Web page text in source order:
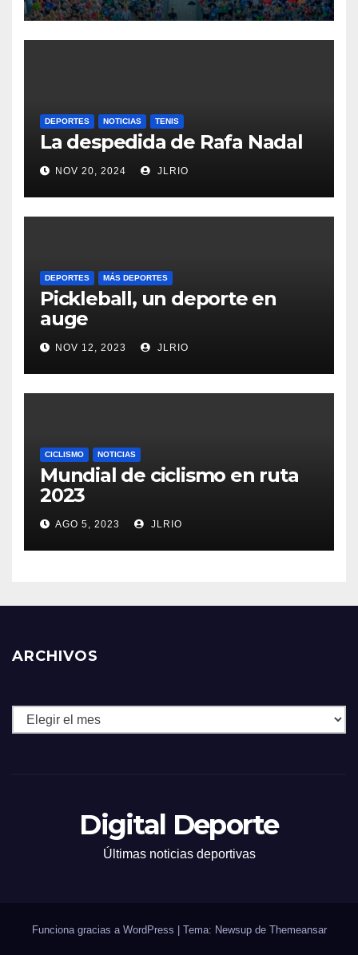
DEPORTES NOTICIAS TENIS
La despedida de Rafa Nadal
NOV 20, 2024 JLRIO
DEPORTES MÁS DEPORTES
Pickleball, un deporte en
auge
NOV 12, 2023 JLRIO
CICLISMO NOTICIAS
Mundial de ciclismo en ruta
2023
AGO 5, 2023 JLRIO
ARCHIVOS
Archivos
Digital Deporte
Últimas noticias deportivas
Funciona gracias a WordPress Tema: Newsup de Themeansar